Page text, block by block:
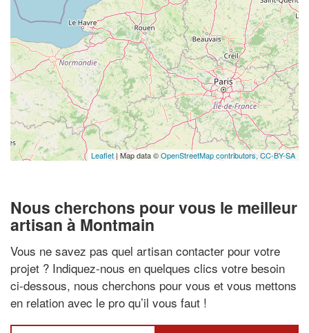
Leaflet| Map data ©OpenStreetMap contributors,CC-BY-SA
Nous cherchons pour vous le meilleur
artisan à Montmain
Vous ne savez pas quel artisan contacter pour votre
projet ? Indiquez-nous en quelques clics votre besoin
ci-dessous, nous cherchons pour vous et vous mettons
en relation avec le pro qu’il vous faut !